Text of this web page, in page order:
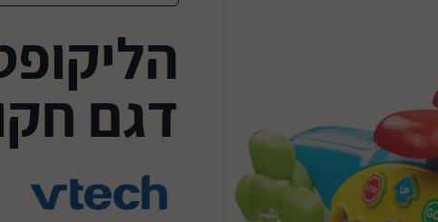
דגם